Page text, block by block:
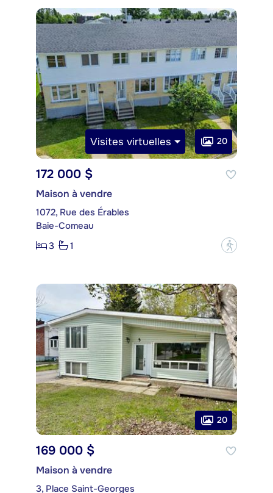
Visites virtuelles 20
172 000 $
Maison à vendre
1072, Rue des Érables
Baie-Comeau
3
1 ?
20
169 000 $
Maison à vendre
3, Place Saint-Georges